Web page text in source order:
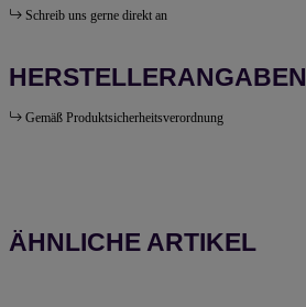
Schreib uns gerne direkt an
HERSTELLERANGABEN
Gemäß Produktsicherheitsverordnung
ÄHNLICHE ARTIKEL